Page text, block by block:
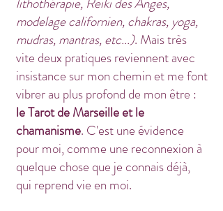
modelage californien, chakras, yoga,
mudras, mantras, etc...). Mais très
vite deux pratiques reviennent avec
insistance sur mon chemin et me font
vibrer au plus profond de mon être :
le Tarot de Marseille et le
chamanisme. C'est une évidence
pour moi, comme une reconnexion à
quelque chose que je connais déjà,
qui reprend vie en moi.